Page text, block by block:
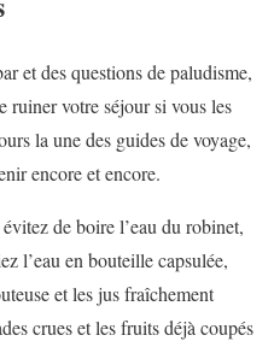
et des questions de paludisme,
ruiner votre séjour si vous les
la une des guides de voyage,
encore et encore.
évitez de boire l’eau du robinet,
l’eau en bouteille capsulée,
et les jus fraîchement
crues et les fruits déjà coupés